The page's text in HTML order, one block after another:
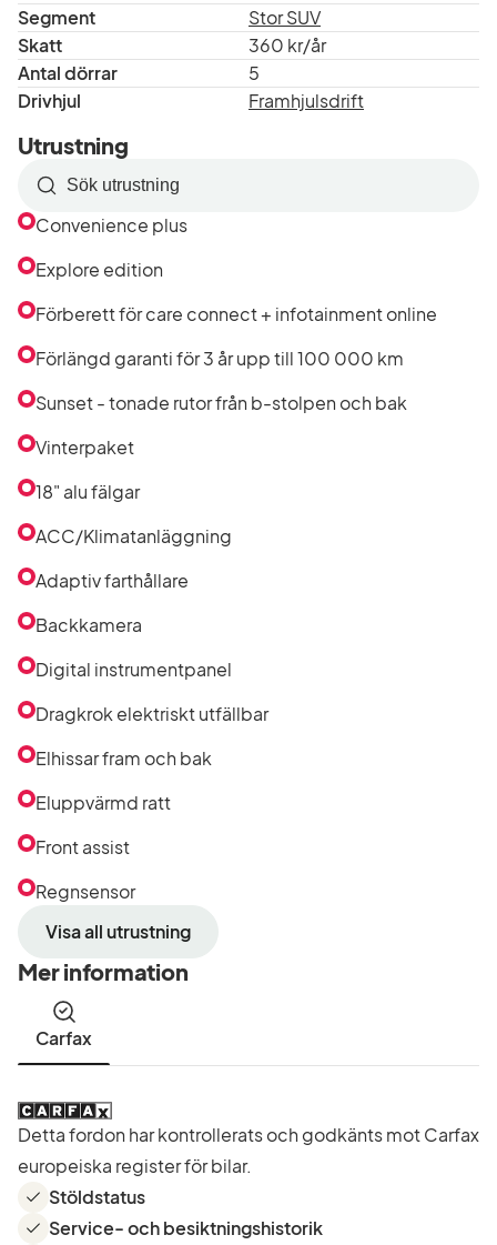
Segment
Stor SUV
Skatt
360 kr/år
Antal dörrar
5
Drivhjul
Framhjulsdrift
Utrustning
Sök
efter
i
Convenience plus
Explore edition
Förberett för care connect + infotainment online
Förlängd garanti för 3 år upp till 100 000 km
Sunset - tonade rutor från b-stolpen och bak
Vinterpaket
18" alu fälgar
ACC/Klimatanläggning
Adaptiv farthållare
Backkamera
Digital instrumentpanel
Dragkrok elektriskt utfällbar
Elhissar fram och bak
Eluppvärmd ratt
Front assist
Regnsensor
Visa all utrustning
Mer information
Carfax
Detta fordon har kontrollerats och godkänts mot Carfax
europeiska register för bilar.
Stöldstatus
Service- och besiktningshistorik